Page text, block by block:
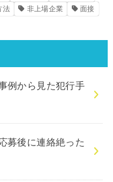
法 非上場企業 面接
例から見た犯行手
募後に連絡絶った